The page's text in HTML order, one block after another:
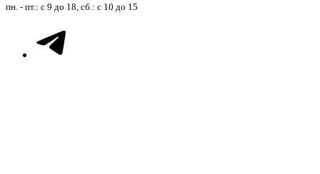
пн. - пт.: с 9 до 18, сб.: с 10 до 15